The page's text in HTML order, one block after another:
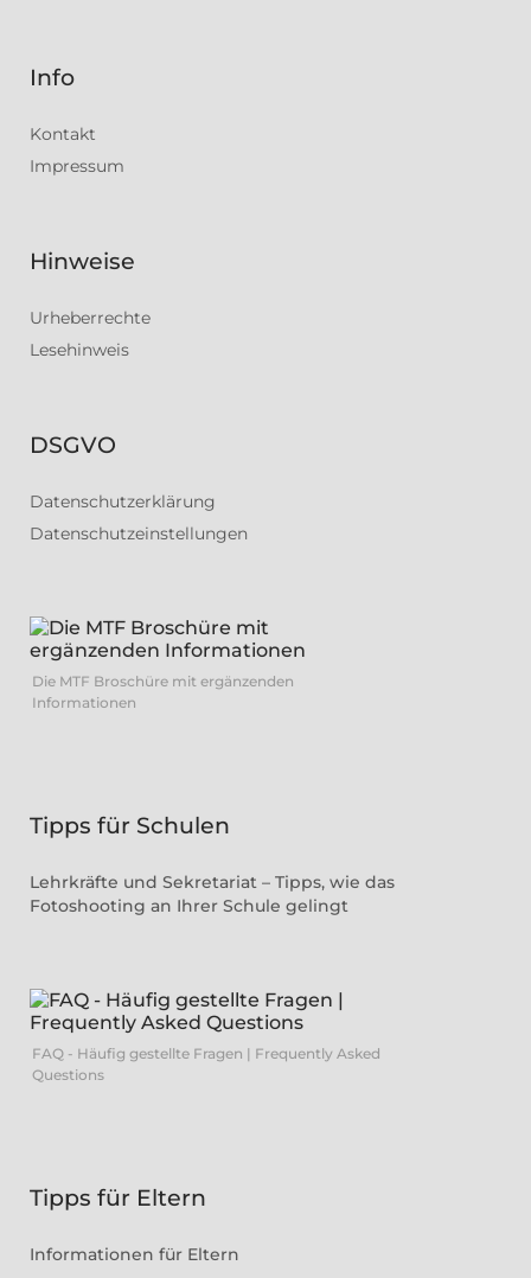
Info
Kontakt
Impressum
Hinweise
Urheberrechte
Lesehinweis
DSGVO
Datenschutzerklärung
Datenschutzeinstellungen
Die MTF Broschüre mit ergänzenden
Informationen
Tipps für Schulen
Lehrkräfte und Sekretariat – Tipps, wie das
Fotoshooting an Ihrer Schule gelingt
FAQ - Häufig gestellte Fragen | Frequently Asked
Questions
Tipps für Eltern
Informationen für Eltern